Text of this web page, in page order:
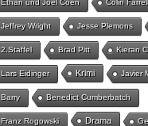
Ethan und Joel Coen Colin Farrell
Jeffrey Wright Jesse Plemons
2.Staffel Brad Pitt Kieran
Lars Eidinger Krimi Javier
Barry Benedict Cumberbatch
Franz Rogowski Drama